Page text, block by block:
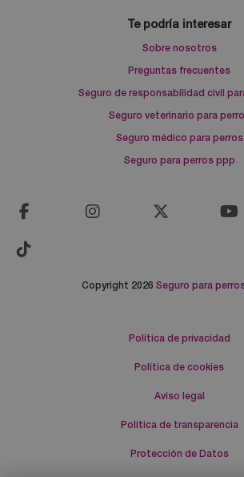
Te podría interesar
Sobre nosotros
Preguntas frecuentes
Seguro de responsabilidad civil
Seguro veterinario para
Seguro médico para perros
Seguro para perros ppp
Copyright 2026 Seguro para
Política de privacidad
Política de cookies
Aviso legal
Política de transparencia
Protección de Datos